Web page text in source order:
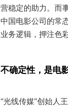
营稳定的助力。而
中国电影公司的常
业务逻辑，押注色
不确定性，是电
“光线传媒”创始人